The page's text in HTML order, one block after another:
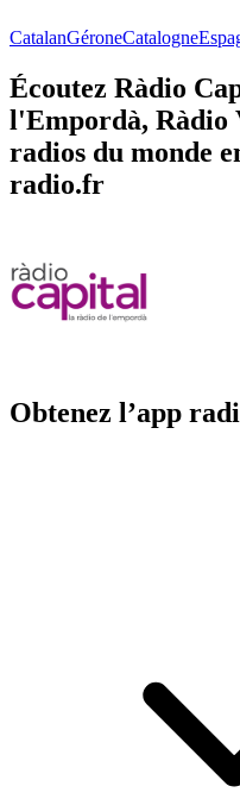
CatalanGéroneCatalogne
Écoutez Ràdio
l'Empordà, Ràdio
radios du monde
radio.fr
Obtenez l’app